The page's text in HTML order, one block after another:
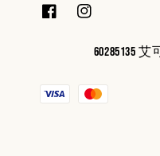
60285135